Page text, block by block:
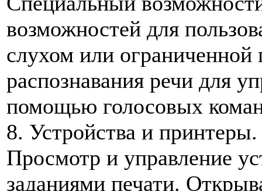
возможностей для
слухом или
распознавания речи для
помощью голосовых
8. Устройства и принтеры.
Просмотр и управление
заданиями печати.